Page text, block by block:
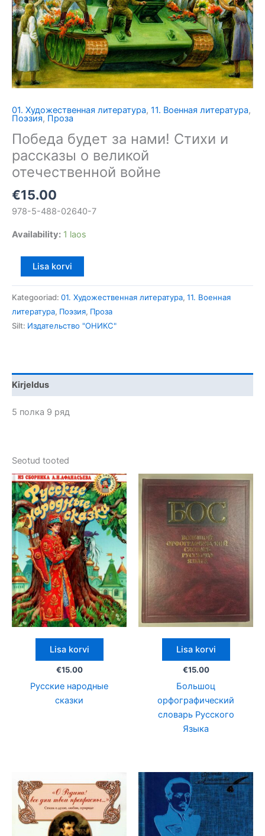
01. Художественная литература, 11. Военная литература,
Поэзия, Проза
Победа будет за нами! Стихи и
рассказы о великой
отечественной войне
€15.00
978-5-488-02640-7
Availability: 1 laos
Победа
нами!
Стихи
рассказы
о
отечественной
войне
kogusLisa korvi
Kategooriad: 01. Художественная литература, 11. Военная
литература, Поэзия, Проза
Silt: Издательство "ОНИКС"
Kirjeldus
5 полка 9 ряд
Seotud tooted
Lisa korvi
€15.00
Русские народные
сказки
Lisa korvi
€15.00
Большоц
орфографический
словарь Русского
Языка